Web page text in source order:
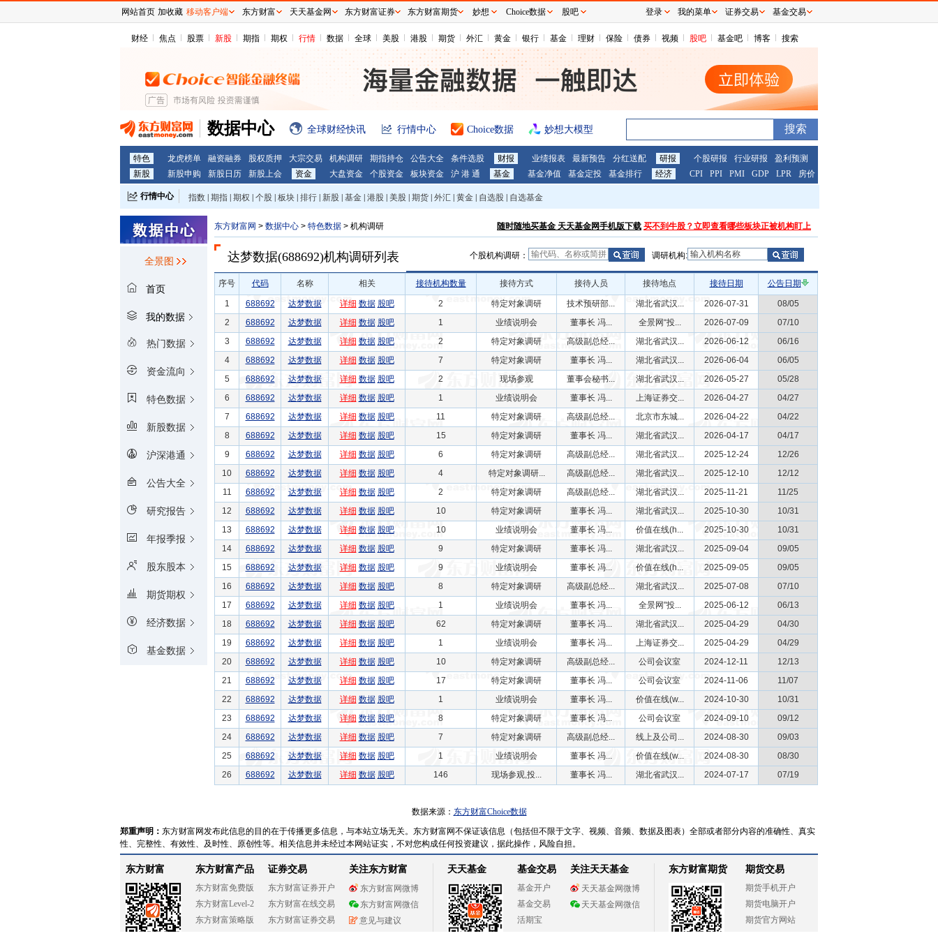
财经 焦点 股票 新股 期指 期权 行情 数据 全球 美股 港股 期货 外汇 黄金 银行 基金 理财 保险 债券 视频 股吧 基金吧 博客 搜索
数据中心 全球财经快讯 行情中心 Choice数据 妙想大模型
特色 龙虎榜单 融资融券 股权质押 大宗交易 机构调研 期指持仓 公告大全 条件选股 财报 业绩报表 最新预告 分红送配 研报 个股研报 行业研报
盈利预测
新股
新股申购 新股日历 新股上会 资金 大盘资金 个股资金 板块资金 沪 港 通 基金 基金净值 基金定投 基金排行 经济 CPI PPI PMI GDP LPR 房价
行情中心 指数 期指 期权 个股 板块 排行 新股 基金 港股 美股 期货 外汇 黄金 自选股 自选基金
全景图
首页
我的数据
热门数据
资金流向
特色数据
新股数据
沪深港通
公告大全
研究报告
年报季报
股东股本
期货期权
经济数据
基金数据
东方财富网 > 数据中心 > 特色数据 > 机构调研 随时随地买基金 天天基金网手机版下载 买不到牛股？立即查看哪些板块正被机构盯上
达梦数据(688692)机构调研列表 个股机构调研： 调研机构:
序号 代码 名称 相关 接待机构数量 接待方式 接待人员 接待地点 接待日期 公告日期
1 688692 达梦数据 详细 数据 股吧 2 特定对象调研 技术预研部... 湖北省武汉... 2026-07-31
08/05
2
688692 达梦数据 详细 数据 股吧 1 业绩说明会 董事长 冯... 全景网“投... 2026-07-09
07/10
3
688692 达梦数据 详细 数据 股吧 2 特定对象调研 高级副总经... 湖北省武汉... 2026-06-12
06/16
4
688692 达梦数据 详细 数据 股吧 7 特定对象调研 董事长 冯... 湖北省武汉... 2026-06-04
06/05
5
688692 达梦数据 详细 数据 股吧 2 现场参观 董事会秘书... 湖北省武汉... 2026-05-27
05/28
6
688692 达梦数据 详细 数据 股吧 1 业绩说明会 董事长 冯... 上海证券交... 2026-04-27
04/27
7
688692 达梦数据 详细 数据 股吧 11 特定对象调研 高级副总经... 北京市东城... 2026-04-22
04/22
8
688692 达梦数据 详细 数据 股吧 15 特定对象调研 董事长 冯... 湖北省武汉... 2026-04-17
04/17
9
688692 达梦数据 详细 数据 股吧 6 特定对象调研 高级副总经... 湖北省武汉... 2025-12-24
12/26
10
688692 达梦数据 详细 数据 股吧 4 特定对象调研... 高级副总经... 湖北省武汉... 2025-12-10
12/12
11
688692 达梦数据 详细 数据 股吧 2 特定对象调研 高级副总经... 湖北省武汉... 2025-11-21
11/25
12
688692 达梦数据 详细 数据 股吧 10 特定对象调研 董事长 冯... 湖北省武汉... 2025-10-30
10/31
13
688692 达梦数据 详细 数据 股吧 10 业绩说明会 董事长 冯... 价值在线(h... 2025-10-30
10/31
14
688692 达梦数据 详细 数据 股吧 9 特定对象调研 董事长 冯... 湖北省武汉... 2025-09-04
09/05
15
688692 达梦数据 详细 数据 股吧 9 业绩说明会 董事长 冯... 价值在线(h... 2025-09-05
09/05
16
688692 达梦数据 详细 数据 股吧 8 特定对象调研 高级副总经... 湖北省武汉... 2025-07-08
07/10
17
688692 达梦数据 详细 数据 股吧 1 业绩说明会 董事长 冯... 全景网"投... 2025-06-12
06/13
18
688692 达梦数据 详细 数据 股吧 62 特定对象调研 董事长 冯... 湖北省武汉... 2025-04-29
04/30
19
688692 达梦数据 详细 数据 股吧 1 业绩说明会 董事长 冯... 上海证券交... 2025-04-29
04/29
20
688692 达梦数据 详细 数据 股吧 10 特定对象调研 高级副总经... 公司会议室 2024-12-11
12/13
21
688692 达梦数据 详细 数据 股吧 17 特定对象调研 董事长 冯... 公司会议室 2024-11-06
11/07
22
688692 达梦数据 详细 数据 股吧 1 业绩说明会 董事长 冯... 价值在线(w... 2024-10-30
10/31
23
688692 达梦数据 详细 数据 股吧 8 特定对象调研 董事长 冯... 公司会议室 2024-09-10
09/12
24
688692 达梦数据 详细 数据 股吧 7 特定对象调研 高级副总经... 线上及公司... 2024-08-30
09/03
25
688692 达梦数据 详细 数据 股吧 1 业绩说明会 董事长 冯... 价值在线(w... 2024-08-30
08/30
26
688692 达梦数据 详细 数据 股吧 146 现场参观,投... 董事长 冯... 湖北省武汉... 2024-07-17 07/19
数据来源： 东方财富Choice数据
郑重声明： 东方财富网发布此信息的目的在于传播更多信息，与本站立场无关。东方财富网不保证该信息（包括但不限于文字、视频、音频、数据及图表）全部或者部分内容的准确性、真实
性、完整性、有效性、及时性、原创性等。相关信息并未经过本网站证实，不对您构成任何投资建议，据此操作，风险自担。
东方财富 东方财富产品
东方财富免费版
东方财富Level-2
东方财富策略版
证券交易
东方财富证券开户
东方财富在线交易
东方财富证券交易
关注东方财富
东方财富网微博
东方财富网微信
意见与建议
天天基金 基金交易
基金开户
基金交易
活期宝
关注天天基金
天天基金网微博
天天基金网微信
东方财富期货 期货交易
期货手机开户
期货电脑开户
期货官方网站
网站首页 加收藏 移动客户端 东方财富 天天基金网 东方财富证券 东方财富期货 妙想 Choice数据 股吧 登录 我的菜单 证券交易 基金交易